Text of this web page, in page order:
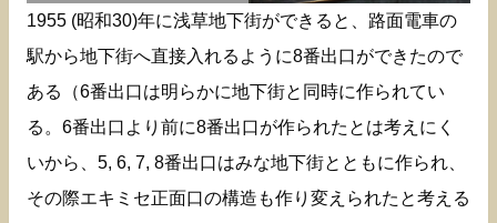
1955 (昭和30)年に浅草地下街ができると、路面電車の
駅から地下街へ直接入れるように8番出口ができたので
ある（6番出口は明らかに地下街と同時に作られてい
る。6番出口より前に8番出口が作られたとは考えにく
いから、5, 6, 7, 8番出口はみな地下街とともに作られ、
その際エキミセ正面口の構造も作り変えられたと考える